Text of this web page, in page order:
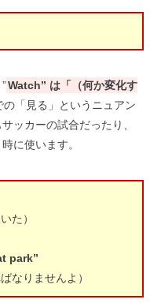
Watch” は「（何か変化す
の「見る」というニュアン
ッカーの試合だったり、
に使います。
た）
park”
なりませんよ）